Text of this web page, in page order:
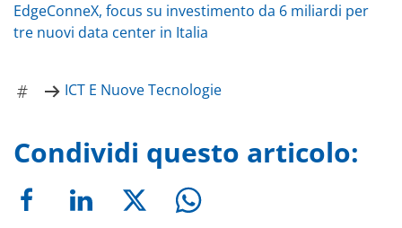
EdgeConneX, focus su investimento da 6 miliardi per
tre nuovi data center in Italia
ICT E Nuove Tecnologie
Condividi questo articolo: